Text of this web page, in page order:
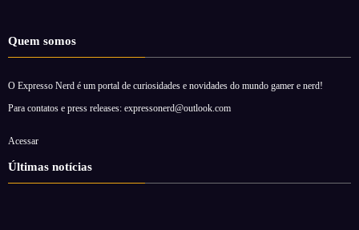
Quem somos
O Expresso Nerd é um portal de curiosidades e novidades do mundo gamer e nerd!
Para contatos e press releases: expressonerd@outlook.com
Acessar
Últimas notícias